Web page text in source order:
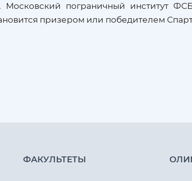
пограничный институт
призером или победителем
ФАКУЛЬТЕТЫ